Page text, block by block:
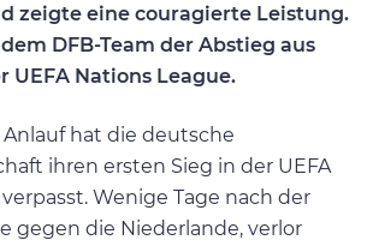
zeigte eine couragierte Leistung.
DFB-Team der Abstieg aus
UEFA Nations League.
hat die deutsche
ihren ersten Sieg in der UEFA
Wenige Tage nach der
gegen die Niederlande, verlor